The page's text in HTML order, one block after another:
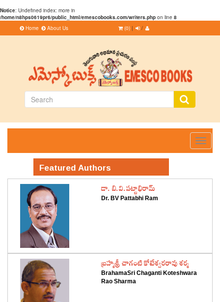
Notice: Undefined index: more in
/home/n8hps0619pr6/public_html/emescobooks.com/writers.php on line 8
Home
About Us (0) | /
Toggle
Featured Authors
డా. బి.వి.పట్టాభిరామ్
Dr. BV Pattabhi Ram
‌బ్రహ్మశ్రీ చాగంటి కోటేశ్వరరావు శర్మ
BrahamaSri Chaganti Koteshwara
Rao Sharma